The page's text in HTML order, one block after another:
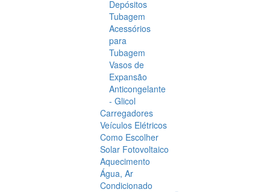
Depósitos
Tubagem
Acessórios
para
Tubagem
Vasos de
Expansão
Anticongelante
- Glicol
Carregadores
Veículos Elétricos
Como Escolher
Solar Fotovoltaico
Aquecimento
Água, Ar
Condicionado